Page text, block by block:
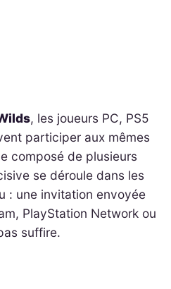
, les joueurs PC, PS5
participer aux mêmes
composé de plusieurs
se déroule dans les
: une invitation envoyée
PlayStation Network ou
suffire.